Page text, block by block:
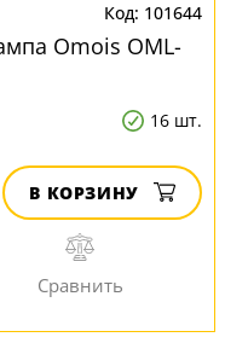
101644
Omois OML-
16 шт.
В КОРЗИНУ